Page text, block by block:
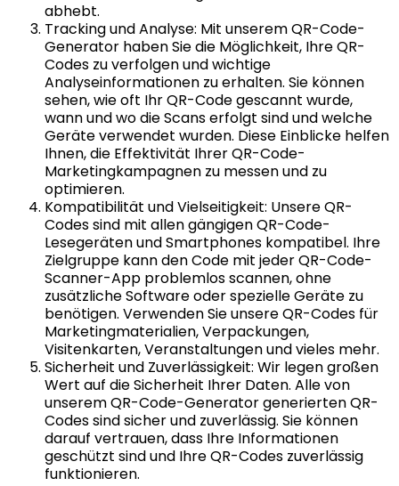
abhebt.
Tracking und Analyse: Mit unserem QR-Code-
Generator haben Sie die Möglichkeit, Ihre QR-
Codes zu verfolgen und wichtige
Analyseinformationen zu erhalten. Sie können
sehen, wie oft Ihr QR-Code gescannt wurde,
wann und wo die Scans erfolgt sind und welche
Geräte verwendet wurden. Diese Einblicke helfen
Ihnen, die Effektivität Ihrer QR-Code-
Marketingkampagnen zu messen und zu
optimieren.
Kompatibilität und Vielseitigkeit: Unsere QR-
Codes sind mit allen gängigen QR-Code-
Lesegeräten und Smartphones kompatibel. Ihre
Zielgruppe kann den Code mit jeder QR-Code-
Scanner-App problemlos scannen, ohne
zusätzliche Software oder spezielle Geräte zu
benötigen. Verwenden Sie unsere QR-Codes für
Marketingmaterialien, Verpackungen,
Visitenkarten, Veranstaltungen und vieles mehr.
Sicherheit und Zuverlässigkeit: Wir legen großen
Wert auf die Sicherheit Ihrer Daten. Alle von
unserem QR-Code-Generator generierten QR-
Codes sind sicher und zuverlässig. Sie können
darauf vertrauen, dass Ihre Informationen
geschützt sind und Ihre QR-Codes zuverlässig
funktionieren.